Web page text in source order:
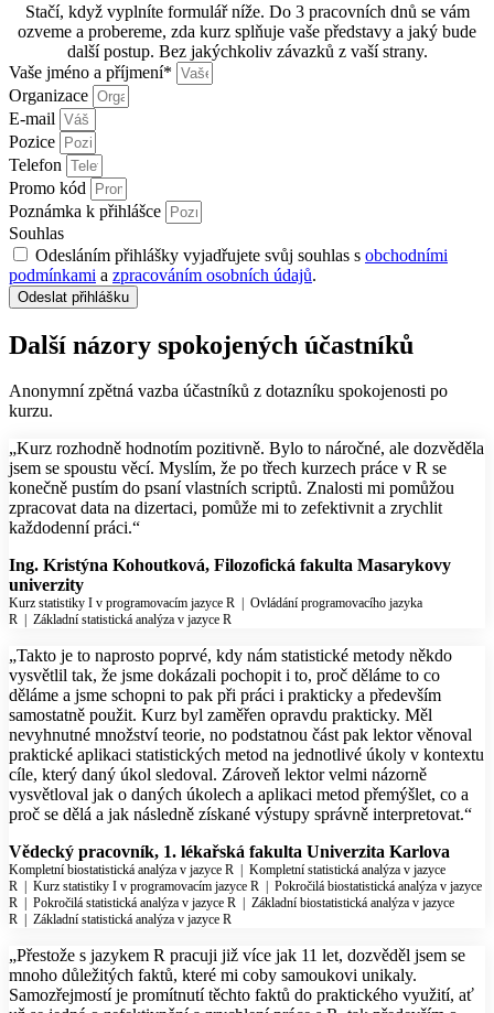
Stačí, když vyplníte formulář níže. Do 3 pracovních dnů se vám
ozveme a probereme, zda kurz splňuje vaše představy a jaký bude
další postup. Bez jakýchkoliv závazků z vaší strany.
Vaše jméno a příjmení*
Organizace
E-mail
Pozice
Telefon
Promo kód
Poznámka k přihlášce
Souhlas
Odesláním přihlášky vyjadřujete svůj souhlas s obchodními
podmínkami a zpracováním osobních údajů.
Odeslat přihlášku
Další názory spokojených účastníků
Anonymní zpětná vazba účastníků z dotazníku spokojenosti po
kurzu.
„Kurz rozhodně hodnotím pozitivně. Bylo to náročné, ale dozvěděla
jsem se spoustu věcí. Myslím, že po třech kurzech práce v R se
konečně pustím do psaní vlastních scriptů. Znalosti mi pomůžou
zpracovat data na dizertaci, pomůže mi to zefektivnit a zrychlit
každodenní práci.“
Ing. Kristýna Kohoutková, Filozofická fakulta Masarykovy
univerzity
Kurz statistiky I v programovacím jazyce R
Ovládání programovacího jazyka
R
Základní statistická analýza v jazyce R
„Takto je to naprosto poprvé, kdy nám statistické metody někdo
vysvětlil tak, že jsme dokázali pochopit i to, proč děláme to co
děláme a jsme schopni to pak při práci i prakticky a především
samostatně použit. Kurz byl zaměřen opravdu prakticky. Měl
nevyhnutné množství teorie, no podstatnou část pak lektor věnoval
praktické aplikaci statistických metod na jednotlivé úkoly v kontextu
cíle, který daný úkol sledoval. Zároveň lektor velmi názorně
vysvětloval jak o daných úkolech a aplikaci metod přemýšlet, co a
proč se dělá a jak následně získané výstupy správně interpretovat.“
Vědecký pracovník, 1. lékařská fakulta Univerzita Karlova
Kompletní biostatistická analýza v jazyce R
Kompletní statistická analýza v jazyce
R
Kurz statistiky I v programovacím jazyce R
Pokročilá biostatistická analýza v jazyce
R
Pokročilá statistická analýza v jazyce R
Základní biostatistická analýza v jazyce
R
Základní statistická analýza v jazyce R
„Přestože s jazykem R pracuji již více jak 11 let, dozvěděl jsem se
mnoho důležitých faktů, které mi coby samoukovi unikaly.
Samozřejmostí je promítnutí těchto faktů do praktického využití, ať